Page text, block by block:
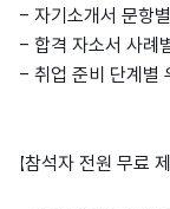
- 자기소개서 문항
- 합격 자소서 사례
- 취업 준비 단계별
【참석자 전원 무료